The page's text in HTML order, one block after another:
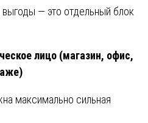
— это отдельный блок
лицо (магазин, офис,
максимально сильная